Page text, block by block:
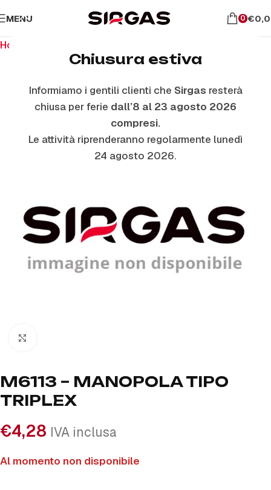
Chiusura estiva
Informiamo i gentili clienti che Sirgas resterà
chiusa per ferie dall’8 al 23 agosto 2026
compresi.
Le attività riprenderanno regolarmente lunedì
24 agosto 2026.
MENU 0 €
Home
ESAURITO
M6113 – MANOPOLA TIPO
TRIPLEX
€4,28 IVA inclusa
Al momento non disponibile